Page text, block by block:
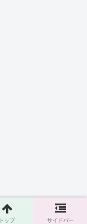
トップ サイドバー